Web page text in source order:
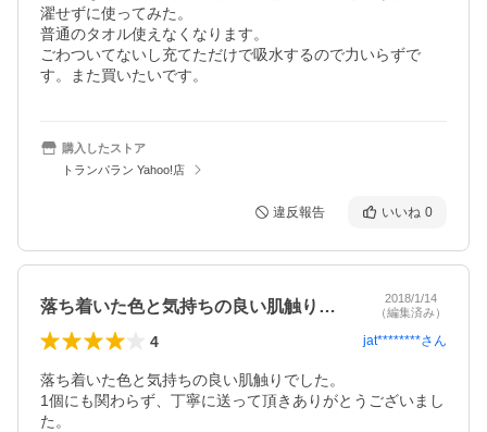
濯せずに使ってみた。
普通のタオル使えなくなります。
ごわついてないし充てただけで吸水するので力いらずで
す。また買いたいです。
購入したストア
トランパラン Yahoo!店
違反報告 いいね 0
落ち着いた色と気持ちの良い肌触りでした…
2018/1/14
（編集済み）
4 jat********さん
落ち着いた色と気持ちの良い肌触りでした。
1個にも関わらず、丁寧に送って頂きありがとうございまし
た。